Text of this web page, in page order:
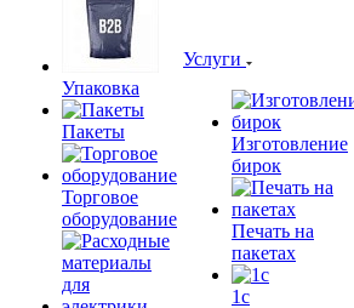
Упаковка
Пакеты
Торговое
оборудование
Услуги
Изготовление
бирок
Печать на
пакетах
1c